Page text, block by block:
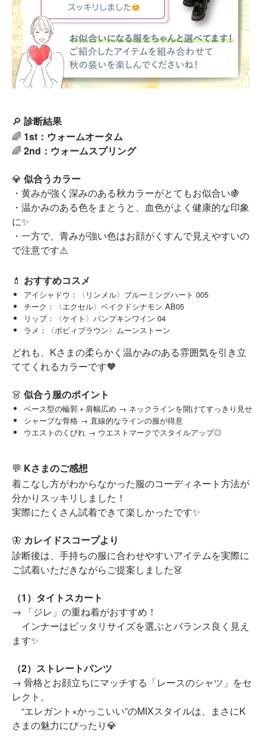
🔎 診断結果
🌈 1st：ウォームオータム
🌈 2nd：ウォームスプリング
💎 似合うカラー
・黄みが強く深みのある秋カラーがとてもお似合い🍇
・温かみのある色をまとうと、血色がよく健康的な印象
に✨
・一方で、青みが強い色はお顔がくすんで見えやすいの
で注意です⚠️
💄 おすすめコスメ
アイシャドウ：〈リンメル〉ブルーミングハート 005
チーク：〈エクセル〉ベイクドシナモン AB05
リップ：〈ケイト〉パンプキンワイン 04
ラメ：〈ボビィブラウン〉ムーンストーン
どれも、Kさまの柔らかく温かみのある雰囲気を引き立
ててくれるカラーです🧡
👗 似合う服のポイント
ベース型の輪郭＋肩幅広め → ネックラインを開けてすっきり見せ
シャープな骨格 → 直線的なラインの服が得意
ウエストのくびれ → ウエストマークでスタイルアップ◎
💬 Kさまのご感想
着こなし方がわからなかった服のコーディネート方法が
分かりスッキリしました！
実際にたくさん試着できて楽しかったです✨
🦋 カレイドスコープより
診断後は、手持ちの服に合わせやすいアイテムを実際に
ご試着いただきながらご提案しました👗
（1）タイトスカート
→ 「ジレ」の重ね着がおすすめ！
インナーはピッタリサイズを選ぶとバランス良く見え
ます✨
（2）ストレートパンツ
→ 骨格とお顔立ちにマッチする「レースのシャツ」をセ
レクト。
“エレガント×かっこいい”のMIXスタイルは、まさにK
さまの魅力にぴったり💎